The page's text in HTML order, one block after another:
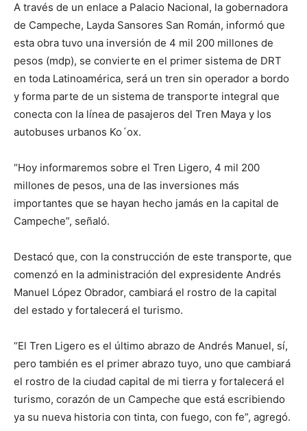
A través de un enlace a Palacio Nacional, la gobernadora
de Campeche, Layda Sansores San Román, informó que
esta obra tuvo una inversión de 4 mil 200 millones de
pesos (mdp), se convierte en el primer sistema de DRT
en toda Latinoamérica, será un tren sin operador a bordo
y forma parte de un sistema de transporte integral que
conecta con la línea de pasajeros del Tren Maya y los
autobuses urbanos Ko´ox.
“Hoy informaremos sobre el Tren Ligero, 4 mil 200
millones de pesos, una de las inversiones más
importantes que se hayan hecho jamás en la capital de
Campeche”, señaló.
Destacó que, con la construcción de este transporte, que
comenzó en la administración del expresidente Andrés
Manuel López Obrador, cambiará el rostro de la capital
del estado y fortalecerá el turismo.
“El Tren Ligero es el último abrazo de Andrés Manuel, sí,
pero también es el primer abrazo tuyo, uno que cambiará
el rostro de la ciudad capital de mi tierra y fortalecerá el
turismo, corazón de un Campeche que está escribiendo
ya su nueva historia con tinta, con fuego, con fe”, agregó.